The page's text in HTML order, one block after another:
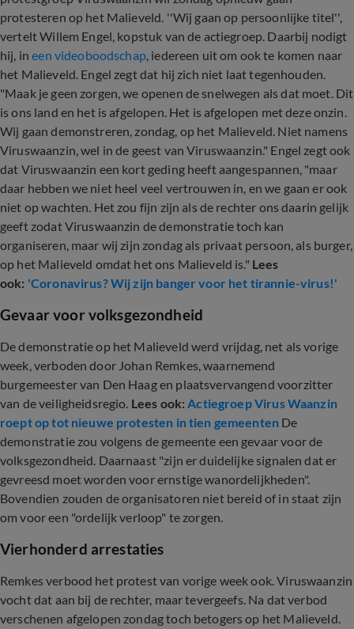
protesteren op het Malieveld. ''Wij gaan op persoonlijke titel'',
vertelt Willem Engel, kopstuk van de actiegroep. Daarbij nodigt
hij, ineen videoboodschap, iedereen uit om ook te komen naar
het Malieveld. Engel zegt dat hij zich niet laat tegenhouden.
"Maak je geen zorgen, we openen de snelwegen als dat moet. Dit
is ons land en het is afgelopen. Het is afgelopen met deze onzin.
Wij gaan demonstreren, zondag, op het Malieveld. Niet namens
Viruswaanzin, wel in de geest van Viruswaanzin." Engel zegt ook
dat Viruswaanzin een kort geding heeft aangespannen, "maar
daar hebben we niet heel veel vertrouwen in, en we gaan er ook
niet op wachten. Het zou fijn zijn als de rechter ons daarin gelijk
geeft zodat Viruswaanzin de demonstratie toch kan
organiseren, maar wij zijn zondag als privaat persoon, als burger,
op het Malieveld omdat het ons Malieveld is." Lees
ook: 'Coronavirus? Wij zijn banger voor het tirannie-virus!'
Gevaar voor volksgezondheid
De demonstratie op het Malieveld werd vrijdag, net als vorige
week, verboden door Johan Remkes, waarnemend
burgemeester van Den Haag en plaatsvervangend voorzitter
van de veiligheidsregio. Lees ook:Actiegroep Virus Waanzin
roept op tot nieuwe protesten in tien gemeenten De
demonstratie zou volgens de gemeente een gevaar voor de
volksgezondheid. Daarnaast "zijn er duidelijke signalen dat er
gevreesd moet worden voor ernstige wanordelijkheden".
Bovendien zouden de organisatoren niet bereid of in staat zijn
om voor een "ordelijk verloop" te zorgen.
Vierhonderd arrestaties
Remkes verbood het protest van vorige week ook. Viruswaanzin
vocht dat aan bij de rechter, maar tevergeefs. Na dat verbod
verschenen afgelopen zondag toch betogers op het Malieveld.